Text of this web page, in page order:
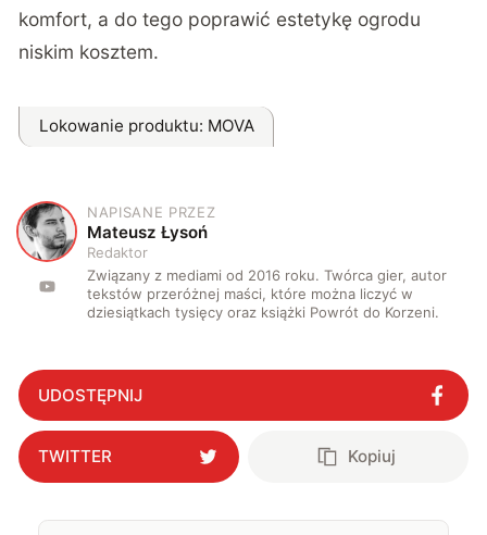
komfort, a do tego poprawić estetykę ogrodu
niskim kosztem.
Lokowanie produktu: MOVA
M
NAPISANE PRZEZ
Mateusz Łysoń
Redaktor
Związany z mediami od 2016 roku. Twórca gier, autor
tekstów przeróżnej maści, które można liczyć w
dziesiątkach tysięcy oraz książki Powrót do Korzeni.
UDOSTĘPNIJ
TWITTER Kopiuj